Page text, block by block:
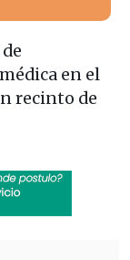
en el
recinto de